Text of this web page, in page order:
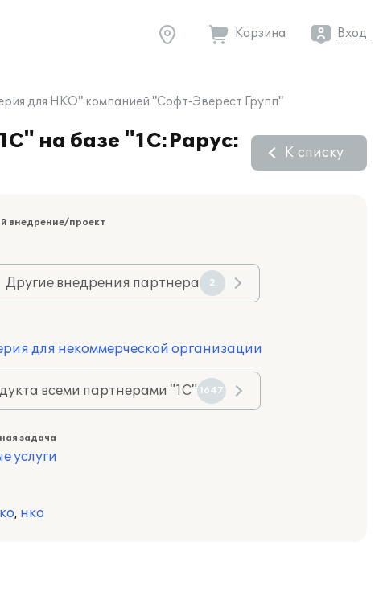
Корзина Вход
для НКО" компанией "Софт-Эверест Групп"
на базе "1C:Рарус:
К списку
внедрение/проект
Другие внедрения партнера 2
для некоммерческой организации
всеми партнерами "1С" 1647
задача
услуги
, нко